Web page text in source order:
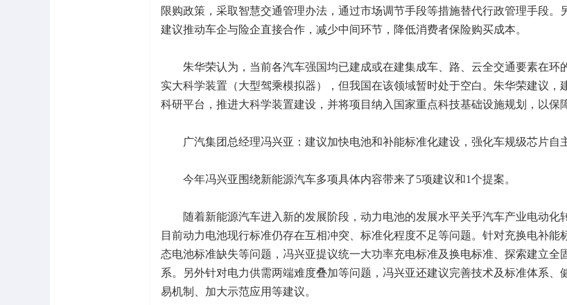
限购政策，采取智慧交通管理办法，通过市场调节手段等措施替代行政管理手段。
建议推动车企与险企直接合作，减少中间环节，降低消费者保险购买成本。
朱华荣认为，当前各汽车强国均已建成或在建集成车、路、云全交通要素在环
实大科学装置（大型驾乘模拟器），但我国在该领域暂时处于空白。朱华荣建议，
科研平台，推进大科学装置建设，并将项目纳入国家重点科技基础设施规划，以保
广汽集团总经理冯兴亚：建议加快电池和补能标准化建设，强化车规级芯片自
今年冯兴亚围绕新能源汽车多项具体内容带来了5项建议和1个提案。
随着新能源汽车进入新的发展阶段，动力电池的发展水平关乎汽车产业电动化
目前动力电池现行标准仍存在互相冲突、标准化程度不足等问题。针对充换电补能
态电池标准缺失等问题，冯兴亚提议统一大功率充电标准及换电标准、探索建立全
系。另外针对电力供需两端难度叠加等问题，冯兴亚还建议完善技术及标准体系、
易机制、加大示范应用等建议。